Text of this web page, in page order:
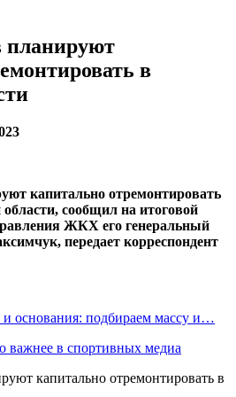
планируют
в
капитально отремонтировать
сообщил на итоговой
ЖКХ его генеральный
передает корреспондент
основания: подбираем массу и…
важнее в спортивных медиа